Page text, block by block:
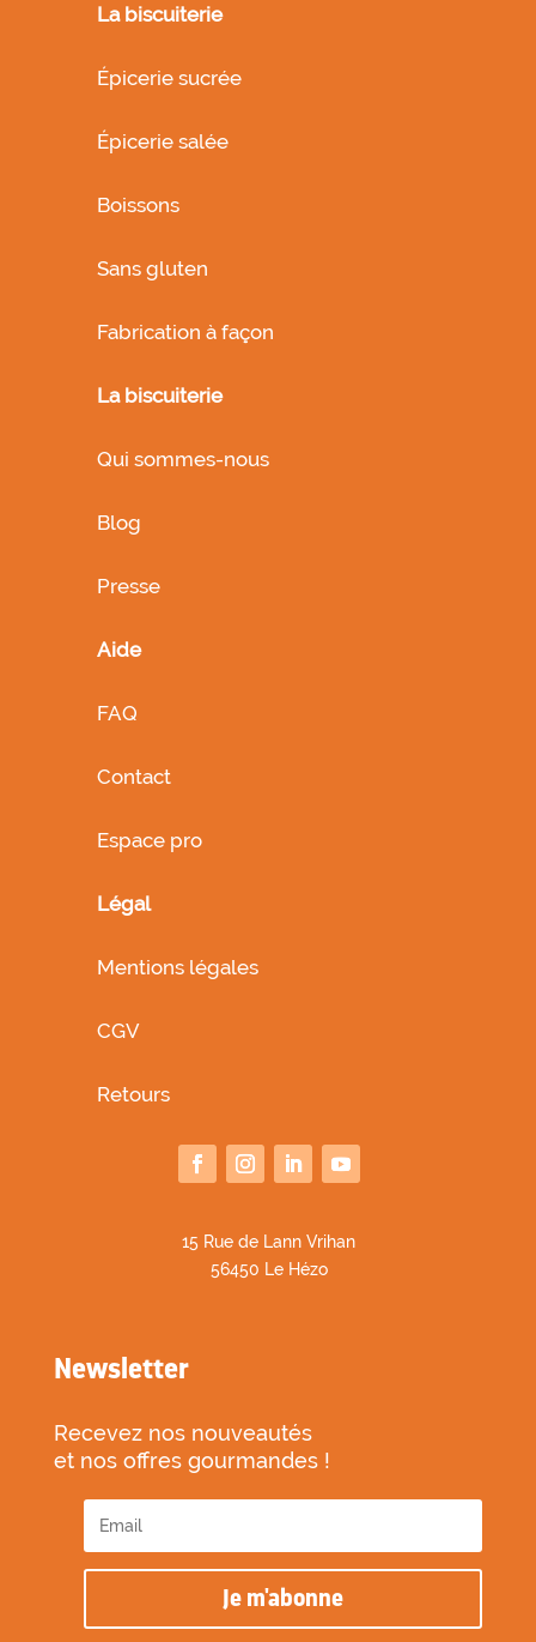
La biscuiterie
Épicerie sucrée
Épicerie salée
Boissons
Sans gluten
Fabrication à façon
La biscuiterie
Qui sommes-nous
Blog
Presse
Aide
FAQ
Contact
Espace pro
Légal
Mentions légales
CGV
Retours
15 Rue de Lann Vrihan
56450 Le Hézo
Newsletter
Recevez nos nouveautés
et nos offres gourmandes !
Je m'abonne